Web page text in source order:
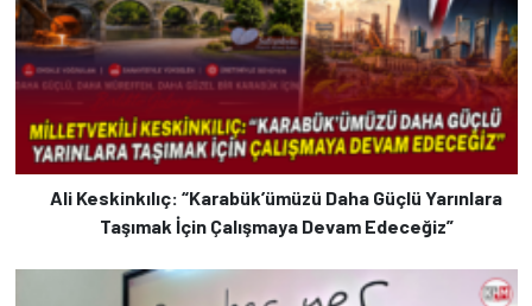
Ali Keskinkılıç: “Karabük’ümüzü Daha Güçlü Yarınlara
Taşımak İçin Çalışmaya Devam Edeceğiz”